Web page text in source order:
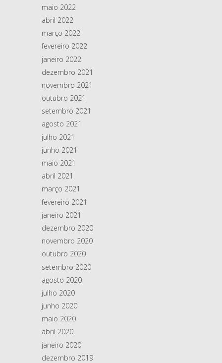
maio 2022
abril 2022
março 2022
fevereiro 2022
janeiro 2022
dezembro 2021
novembro 2021
outubro 2021
setembro 2021
agosto 2021
julho 2021
junho 2021
maio 2021
abril 2021
março 2021
fevereiro 2021
janeiro 2021
dezembro 2020
novembro 2020
outubro 2020
setembro 2020
agosto 2020
julho 2020
junho 2020
maio 2020
abril 2020
janeiro 2020
dezembro 2019